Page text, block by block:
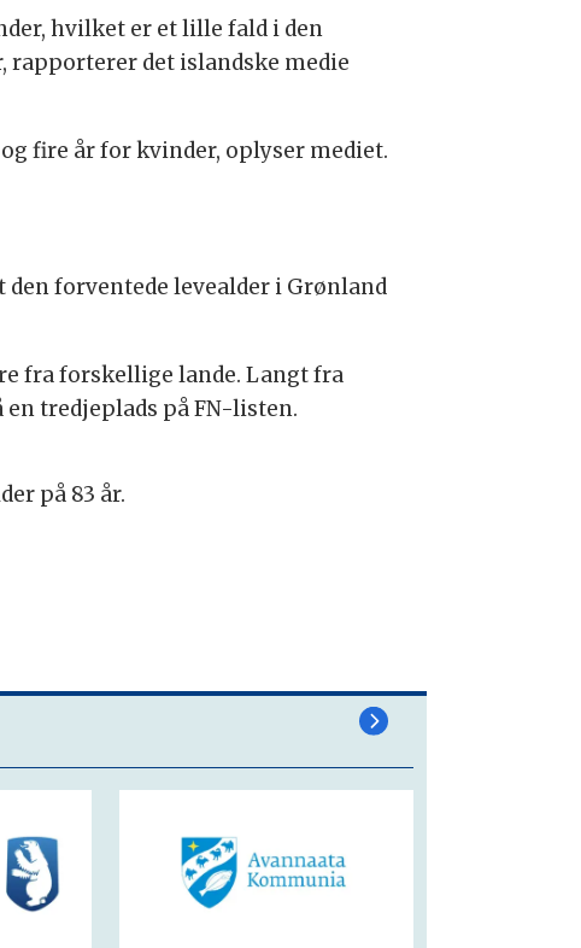
hvilket er et lille fald i den
rapporterer det islandske medie
fire år for kvinder, oplyser mediet.
den forventede levealder i Grønland
fra forskellige lande. Langt fra
tredjeplads på FN-listen.
på 83 år.